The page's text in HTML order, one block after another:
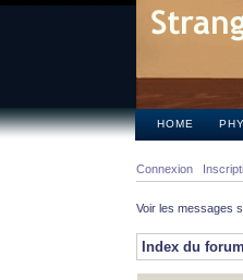
HOME
Connexion
Voir les messages
Index du forum